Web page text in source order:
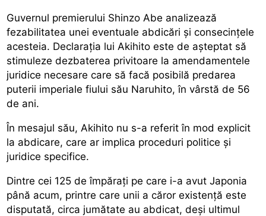
Guvernul premierului Shinzo Abe analizează
fezabilitatea unei eventuale abdicări și consecințele
acesteia. Declarația lui Akihito este de așteptat să
stimuleze dezbaterea privitoare la amendamentele
juridice necesare care să facă posibilă predarea
puterii imperiale fiului său Naruhito, în vârstă de 56
de ani.
În mesajul său, Akihito nu s-a referit în mod explicit
la abdicare, care ar implica proceduri politice și
juridice specifice.
Dintre cei 125 de împărați pe care i-a avut Japonia
până acum, printre care unii a căror existență este
disputată, circa jumătate au abdicat, deși ultimul